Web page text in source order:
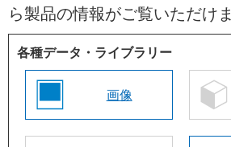
ら製品の情報がご覧いただけ
各種データ・ライブラリー
画像